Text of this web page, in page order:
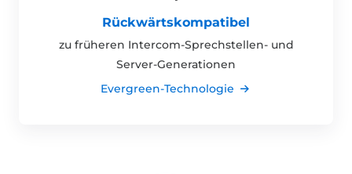
Rückwärtskompatibel
zu früheren Intercom-Sprechstellen- und
Server-Generationen
Evergreen-Technologie